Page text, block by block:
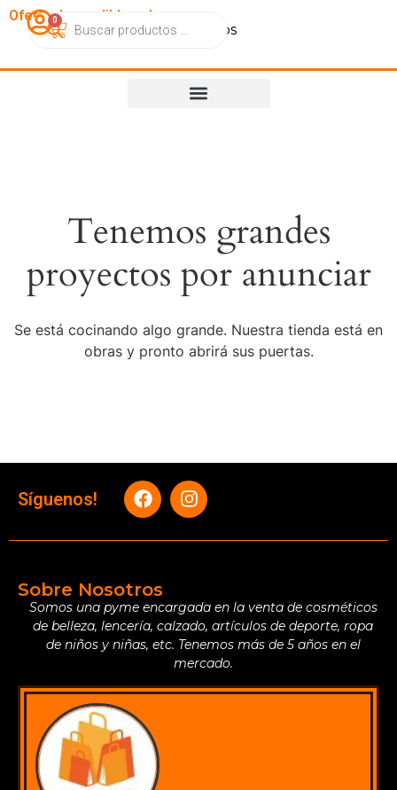
OfertasImperdibles.cl
CatálogoContactoNosotros
0
Tenemos grandes
proyectos por anunciar
Se está cocinando algo grande. Nuestra tienda está en
obras y pronto abrirá sus puertas.
Síguenos!
Sobre Nosotros
Somos una pyme encargada en la venta de cosméticos
de belleza, lencería, calzado, artículos de deporte, ropa
de niños y niñas, etc. Tenemos más de 5 años en el
mercado.